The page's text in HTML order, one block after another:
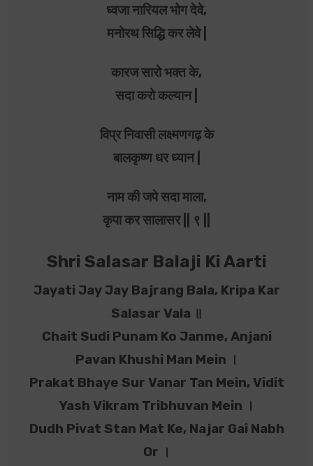
ध्वजा नारियल भोग देवे,
मनोरथ सिद्धि कर लेवे |
कारज सारो भक्त के,
सदा करो कल्यान |
विप्र निवासी लक्ष्मणगढ़ के
बालकृष्ण धर ध्यान |
नाम की जपे सदा माला,
कृपा कर सालासर || ९ ||
Shri Salasar Balaji Ki Aarti
Jayati Jay Jay Bajrang Bala, Kripa Kar
Salasar Vala ॥
Chait Sudi Punam Ko Janme, Anjani
Pavan Khushi Man Mein ।
Prakat Bhaye Sur Vanar Tan Mein, Vidit
Yash Vikram Tribhuvan Mein ।
Dudh Pivat Stan Mat Ke, Najar Gai Nabh
Or ।